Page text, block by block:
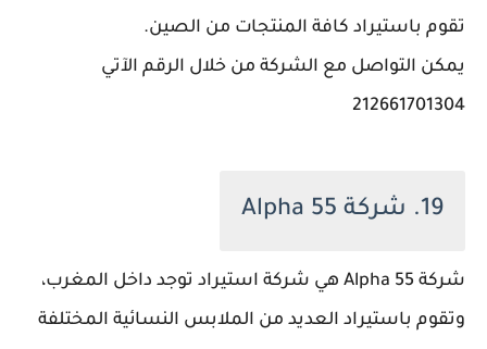
تقوم باستيراد كافة المنتجات من الصين.
يمكن التواصل مع الشركة من خلال الرقم الآتي
212661701304
19. شركة Alpha 55
شركة Alpha 55 هي شركة استيراد توجد داخل المغرب،
وتقوم باستيراد العديد من الملابس النسائية المختلفة